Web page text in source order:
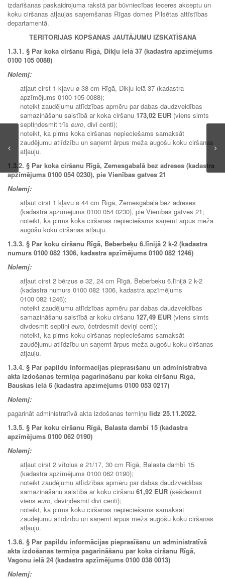
izdarīšanas paskaidrojuma rakstā par būvniecības ieceres akceptu un
koku ciršanas atļaujas saņemšanas Rīgas domes Pilsētas attīstības
departamentā.
TERITORIJAS KOPŠANAS JAUTĀJUMU IZSKATĪŠANA
1.3.1. § Par koka ciršanu Rīgā, Dikļu ielā 37 (kadastra apzīmējums
0100 105 0088)
Nolemj:
atļaut cirst 1 kļavu ø 38 cm Rīgā, Dikļu ielā 37 (kadastra
apzīmējums 0100 105 0088);
noteikt zaudējumu atlīdzības apmēru par dabas daudzveidības
samazināšanu saistībā ar koka ciršanu 173,02 EUR (viens simts
septiņdesmit trīs euro, divi centi);
noteikt, ka pirms koka ciršanas nepieciešams samaksāt
zaudējumu atlīdzību un saņemt ārpus meža augošu koku ciršanas
atļauju.
1.3.2. § Par koka ciršanu Rīgā, Zemesgabalā bez adreses (kadastra
apzīmējums 0100 054 0230), pie Vienības gatves 21
Nolemj:
atļaut cirst 1 kļavu ø 44 cm Rīgā, Zemesgabalā bez adreses
(kadastra apzīmējums 0100 054 0230), pie Vienības gatves 21;
noteikt, ka pirms koka ciršanas nepieciešams saņemt ārpus meža
augošu koku ciršanas atļauju.
1.3.3. § Par koku ciršanu Rīgā, Beberbeķu 6.līnijā 2 k-2 (kadastra
numurs 0100 082 1306, kadastra apzīmējums 0100 082 1246)
Nolemj:
atļaut cirst 2 bērzus ø 32, 24 cm Rīgā, Beberbeķu 6.līnijā 2 k-2
(kadastra numurs 0100 082 1306, kadastra apzīmējums
0100 082 1246);
noteikt zaudējumu atlīdzības apmēru par dabas daudzveidības
samazināšanu saistībā ar koku ciršanu 127,49 EUR (viens simts
divdesmit septiņi euro, četrdesmit deviņi centi);
noteikt, ka pirms koku ciršanas nepieciešams samaksāt
zaudējumu atlīdzību un saņemt ārpus meža augošu koku ciršanas
atļauju.
1.3.4. § Par papildu informācijas pieprasīšanu un administratīvā
akta izdošanas termiņa pagarināšanu par koka ciršanu Rīgā,
Bauskas ielā 6 (kadastra apzīmējums 0100 053 0217)
Nolemj:
pagarināt administratīvā akta izdošanas termiņu līdz 25.11.2022.
1.3.5. § Par koku ciršanu Rīgā, Balasta dambī 15 (kadastra
apzīmējums 0100 062 0190)
Nolemj:
atļaut cirst 2 vītolus ø 21/17, 30 cm Rīgā, Balasta dambī 15
(kadastra apzīmējums 0100 062 0190);
noteikt zaudējumu atlīdzības apmēru par dabas daudzveidības
samazināšanu saistībā ar koku ciršanu 61,92 EUR (sešdesmit
viens euro, deviņdesmit divi centi);
noteikt, ka pirms koku ciršanas nepieciešams samaksāt
zaudējumu atlīdzību un saņemt ārpus meža augošu koku ciršanas
atļauju.
1.3.6. § Par papildu informācijas pieprasīšanu un administratīvā
akta izdošanas termiņa pagarināšanu par koka ciršanu Rīgā,
Vagonu ielā 24 (kadastra apzīmējums 0100 038 0013)
Nolemj: